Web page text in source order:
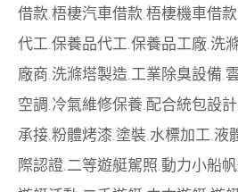
借款.梧棲汽車借款.梧棲機車借款
代工.保養品代工.保養品工廠.洗
廠商.洗滌塔製造.工業除臭設備.
空調.冷氣維修保養.配合統包設
承接.粉體烤漆.塗裝.水標加工.液
際認證.二等遊艇駕照.動力小船